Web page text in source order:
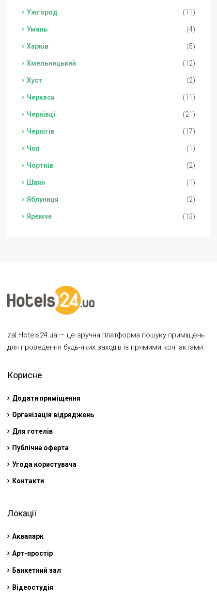
Ужгород (11)
Умань (4)
Харків (5)
Хмельницький (12)
Хуст (2)
Черкаси (11)
Чернівці (21)
Чернігів (17)
Чоп (1)
Чортків (2)
Шаян (1)
Яблуниця (2)
Яремче (13)
zal.Hotels24.ua — це зручна платформа пошуку приміщень
для проведення будь-яких заходів із прямими контактами.
Корисне
Додати приміщення
Організація відряджень
Для готелів
Публічна оферта
Угода користувача
Контакти
Локації
Аквапарк
Арт-простір
Банкетний зал
Відеостудія